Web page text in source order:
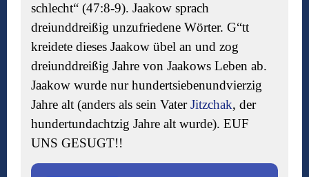
schlecht“ (47:8-9). Jaakow sprach
dreiunddreißig unzufriedene Wörter. G“tt
kreidete dieses Jaakow übel an und zog
dreiunddreißig Jahre von Jaakows Leben ab.
Jaakow wurde nur hundertsiebenundvierzig
Jahre alt (anders als sein VaterJitzchak, der
hundertundachtzig Jahre alt wurde). EUF
UNS GESUGT!!